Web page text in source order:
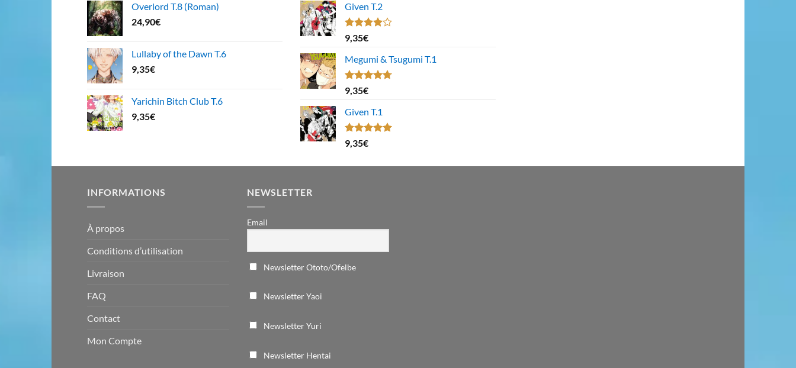
Overlord T.8 (Roman)
24,90€
Lullaby of the Dawn T.6
9,35€
Yarichin Bitch Club T.6
9,35€
Given T.2
Note
4.00
5
9,35€
Megumi & Tsugumi T.1
Note4.67
sur 5
9,35€
Given T.1
Note5.00
sur 5
9,35€
INFORMATIONS
À propos
Conditions d’utilisation
Livraison
FAQ
Contact
Mon Compte
NEWSLETTER
Email
Newsletter Ototo/Ofelbe
Newsletter Yaoi
Newsletter Yuri
Newsletter Hentai